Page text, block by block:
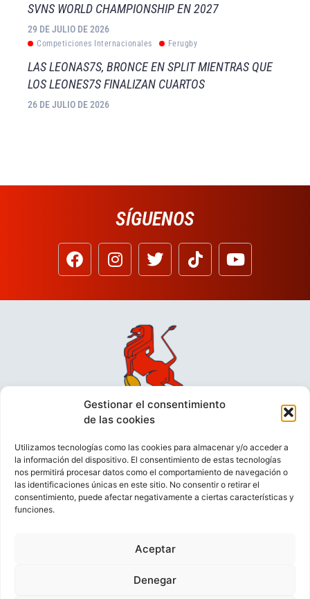
Gestionar el consentimiento
de las cookies
Utilizamos tecnologías como las cookies para almacenar y/o acceder a
la información del dispositivo. El consentimiento de estas tecnologías
nos permitirá procesar datos como el comportamiento de navegación o
las identificaciones únicas en este sitio. No consentir o retirar el
consentimiento, puede afectar negativamente a ciertas características y
funciones.
Aceptar
Denegar
SVNS WORLD CHAMPIONSHIP EN 2027
29 DE JULIO DE 2026
Competiciones Internacionales Ferugby
LAS LEONAS7S, BRONCE EN SPLIT MIENTRAS QUE
LOS LEONES7S FINALIZAN CUARTOS
26 DE JULIO DE 2026
SÍGUENOS
VIDEOCONFERENCIAS
POLÍTICA DE PRIVACIDAD
CONTACTO